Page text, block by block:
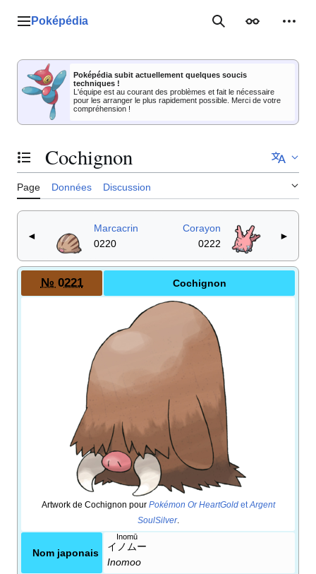
Menu principal
Poképédia RechercherApparence
Poképédia subit actuellement quelques soucis
techniques !
L'équipe est au courant des problèmes et fait le nécessaire
pour les arranger le plus rapidement possible. Merci de votre
compréhension !
Basculer la table des matières
Cochignon
Page Données Discussion
◄
Marcacrin
0220
Corayon
0222
►
№ 0221 Cochignon
Artwork de Cochignon pour Pokémon Or HeartGoldet Argent
SoulSilver.
Nom japonais
イノムー
Inomū
Inomoo